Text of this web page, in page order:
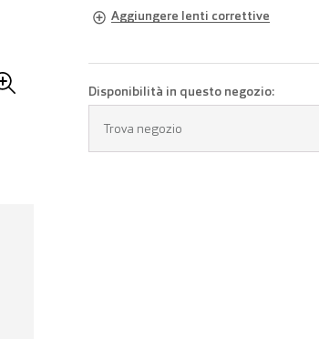
Aggiungere lenti correttive
Occhiali con lenti monofocali
Fissa un appuntamento presso il
Disponibilità in questo negozio:
Trova negozio